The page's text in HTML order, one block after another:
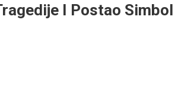
I Postao Simbol